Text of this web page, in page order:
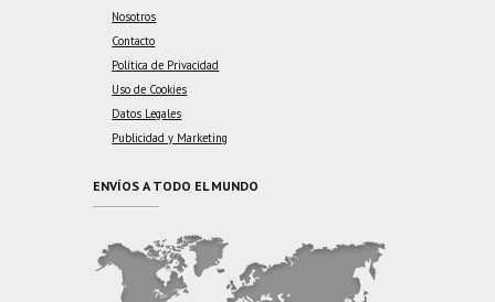
Nosotros
Contacto
Política de Privacidad
Uso de Cookies
Datos Legales
Publicidad y Marketing
ENVÍOS A TODO EL MUNDO